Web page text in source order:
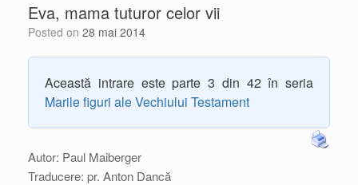
Eva, mama tuturor celor vii
Posted on 28 mai 2014
Această intrare este parte 3 din 42 în seria
Marile figuri ale Vechiului Testament
Autor: Paul Maiberger
Traducere: pr. Anton Dancă